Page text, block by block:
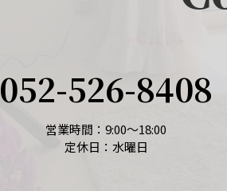
052-526-8408
営業時間：9:00～18:00
定休日：水曜日